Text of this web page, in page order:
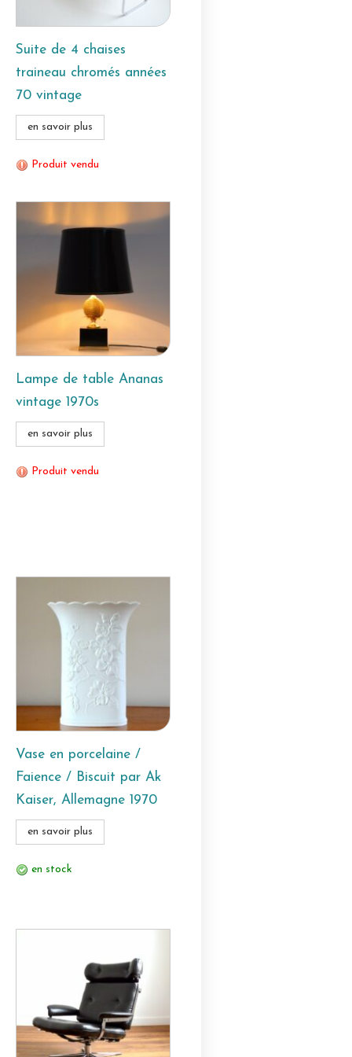
Suite de 4 chaises
traineau chromés années
70 vintage
en savoir plus
Produit vendu
Lampe de table Ananas
vintage 1970s
en savoir plus
Produit vendu
Vase en porcelaine /
Faience / Biscuit par Ak
Kaiser, Allemagne 1970
en savoir plus
en stock